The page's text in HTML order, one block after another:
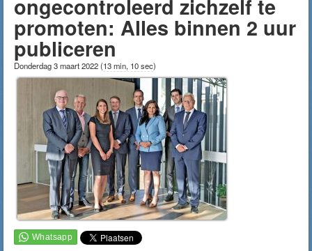
ongecontroleerd zichzelf te
promoten: Alles binnen 2 uur
publiceren
Donderdag 3 maart 2022(13 min, 10 sec)